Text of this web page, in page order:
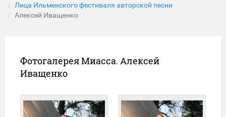
Лица Ильменского фестиваля авторской песни
Алексей Иващенко
Фотогалерея Миасса. Алексей
Иващенко